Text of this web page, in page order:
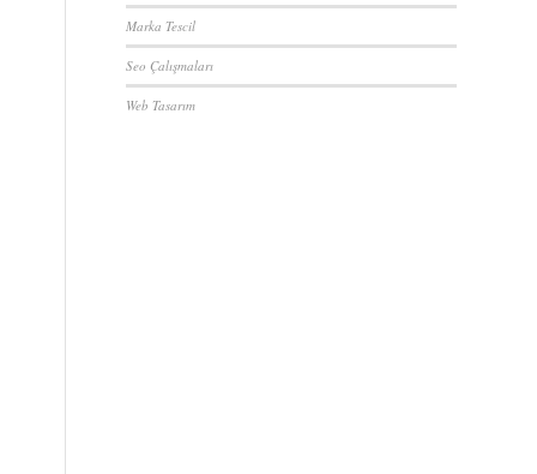
Marka Tescil
Seo Çalışmaları
Web Tasarım